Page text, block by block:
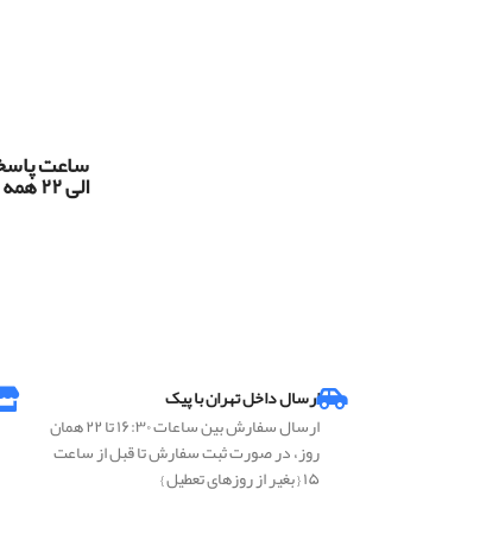
الی ۲۲ همه روزه
ارسال داخل تهران با پیک
ارسال سفارش بین ساعات ۱۶:۳۰ تا ۲۲ همان
روز، در صورت ثبت سفارش تا قبل از ساعت
۱۵ { بغیر از روزهای تعطیل }